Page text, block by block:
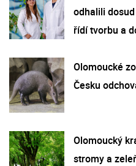
odhalili
řídí tvorbu a
Olomoucké
Česku
Olomoucký
stromy a